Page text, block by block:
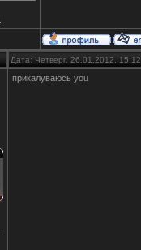
Дата: Четверг, 26.01.2012,
прикалуваюсь you